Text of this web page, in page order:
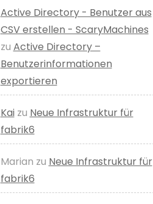
Active Directory - Benutzer aus
CSV erstellen - ScaryMachines
zu Active Directory –
Benutzerinformationen
exportieren
Kaizu Neue Infrastruktur für
fabrik6
Marian zu Neue Infrastruktur für
fabrik6